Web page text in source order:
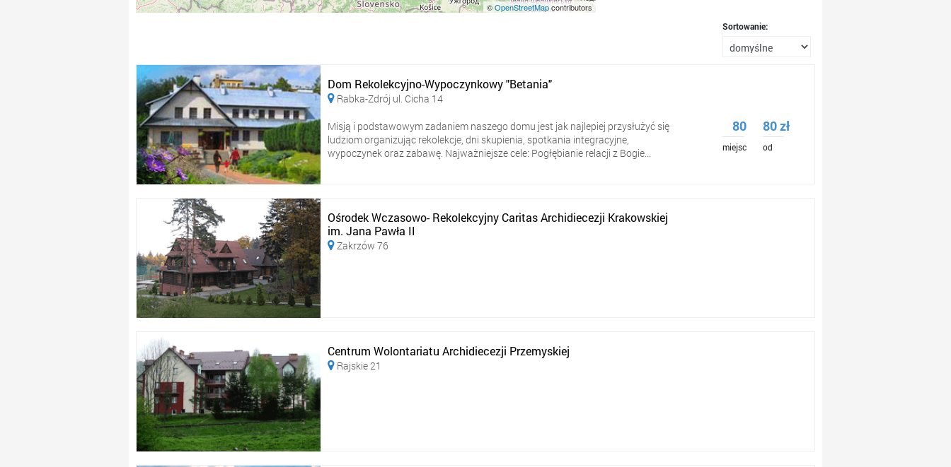
©OpenStreetMapcontributors
Sortowanie:
Dom Rekolekcyjno-Wypoczynkowy "Betania"
 Rabka-Zdrój ul. Cicha 14
Misją i podstawowym zadaniem naszego domu jest jak najlepiej przysłużyć się
ludziom organizując rekolekcje, dni skupienia, spotkania integracyjne,
wypoczynek oraz zabawę. Najważniejsze cele: Pogłębianie relacji z Bogie...
80
miejsc
80 zł
od
Ośrodek Wczasowo- Rekolekcyjny Caritas Archidiecezji Krakowskiej
im. Jana Pawła II
Zakrzów 76
Centrum Wolontariatu Archidiecezji Przemyskiej
 Rajskie 21